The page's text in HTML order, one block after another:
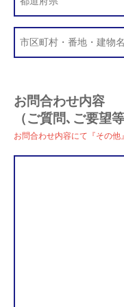
お問合わせ内容
（ご質問､ご要望等
お問合わせ内容にて『その他